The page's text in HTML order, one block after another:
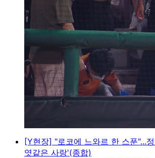
[Y현장] "로코에 느와르 한 스푼"...
엿같은 사랑'(종합)